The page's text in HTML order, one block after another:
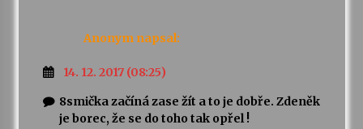
Petr Adamec – Malovaný svět
Anonym napsal:
14. 12. 2017 (08:25)
8smička začíná zase žít a to je dobře. Zdeněk
je borec, že se do toho tak opřel !